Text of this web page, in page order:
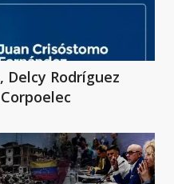
Delcy Rodríguez